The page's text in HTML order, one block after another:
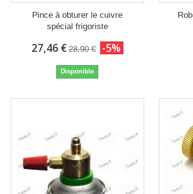
Pince à obturer le cuivre
spécial frigoriste
27,46 € 28,90 € -5%
Disponible